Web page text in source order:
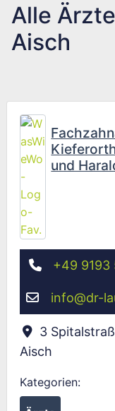
Alle
Aisch
und
+49 9193
info@dr-
3
Aisch
Kategorien: